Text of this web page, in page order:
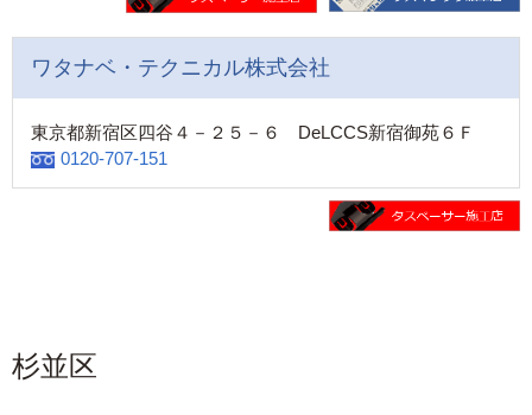
ワタナベ・テクニカル株式会社
東京都新宿区四谷４－２５－６ DeLCCS新宿御苑６Ｆ
0120-707-151
杉並区